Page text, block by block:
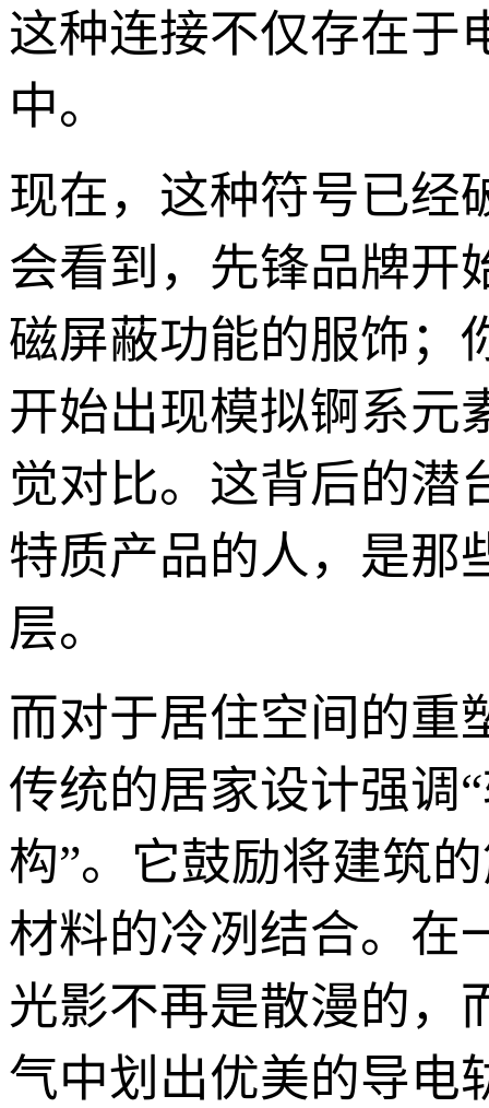
这种连接不仅存在于
中。
现在，这种符号已经
会看到，先锋品牌开
磁屏蔽功能的服饰；
开始出现模拟锕系元
觉对比。这背后的潜
特质产品的人，是那
层。
而对于居住空间的重
传统的居家设计强调
构”。它鼓励将建筑
材料的冷冽结合。在
光影不再是散漫的，
气中划出优美的导电